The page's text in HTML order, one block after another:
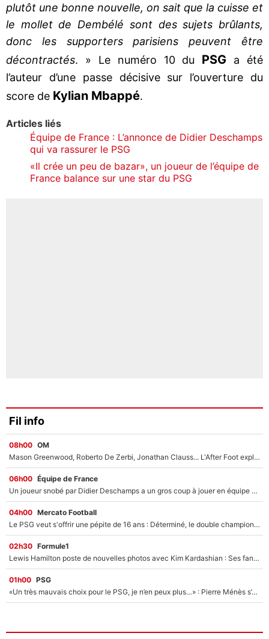
plutôt une bonne nouvelle, on sait que la cuisse et
le mollet de Dembélé sont des sujets brûlants,
donc les supporters parisiens peuvent être
décontractés. » Le numéro 10 du PSG
a été
l’auteur d’une passe décisive sur l’ouverture du
score de Kylian Mbappé.
Articles liés
Équipe de France : L’annonce de Didier Deschamps
qui va rassurer le PSG
«Il crée un peu de bazar», un joueur de l’équipe de
France balance sur une star du PSG
Fil info
08h00 OM
Mason Greenwood, Roberto De Zerbi, Jonathan Clauss... L'After Foot explique pourquoi Medhi Benatia a craqué à l'OM !
06h00 Équipe de France
Un joueur snobé par Didier Deschamps a un gros coup à jouer en équipe de France : Zinedine Zidane a trouvé son numéro 9 ?
04h00 Mercato Football
Le PSG veut s'offrir une pépite de 16 ans : Déterminé, le double champion d'Europe en titre est prêt à lâcher 40M€ pour celui que l'on compare déjà à Vinicius Jr !
02h30 Formule1
Lewis Hamilton poste de nouvelles photos avec Kim Kardashian : Ses fans le voient déjà redevenir champion du monde de F1 grâce à elle !
01h00 PSG
«Un très mauvais choix pour le PSG, je n’en peux plus…» : Pierre Ménès s’est complètement trompé avec Luis Enrique et ces déclarations le prouvent !